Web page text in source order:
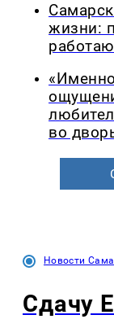
жизни:
во
Новости
Сдачу